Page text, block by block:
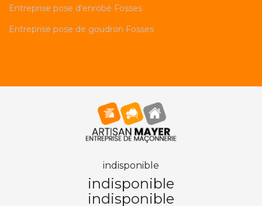
Entreprise pose d'enrobé Fosses
Entreprise pose de goudron Fosses
indisponible
indisponible
indisponible